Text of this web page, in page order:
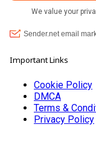
Important Links
Cookie Policy
DMCA
Terms &
Privacy Policy